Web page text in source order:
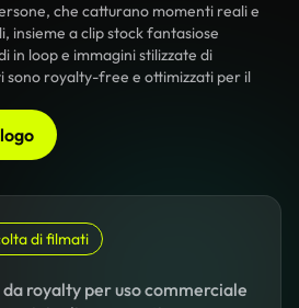
che catturano momenti reali e
insieme a clip stock fantasiose
in loop e immagini stilizzate di
sono royalty-free e ottimizzati per il
di filmati
da royalty per uso commerciale